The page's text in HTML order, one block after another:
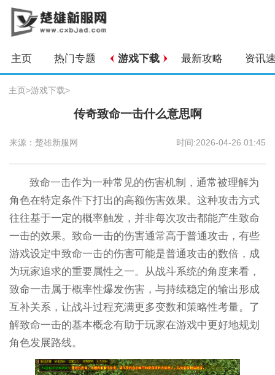
主页 热门专题 游戏下载 最新攻略 资讯
主页>游戏下载>
传奇致命一击什么意思啊
来源：楚雄新服网 时间:2026-04-26 01:45
致命一击作为一种常见的伤害机制，通常被理解为
角色在特定条件下打出的高额伤害效果。这种攻击方式
往往基于一定的概率触发，并非每次攻击都能产生致命
一击的效果。致命一击的伤害通常高于普通攻击，有些
游戏设定中致命一击的伤害可能是普通攻击的数倍，成
为玩家追求的重要属性之一。从战斗系统的角度来看，
致命一击属于概率性爆发伤害，与持续稳定的输出形成
互补关系，让战斗过程充满更多变数和策略性考量。了
解致命一击的基本概念有助于玩家在游戏中更好地规划
角色发展路线。